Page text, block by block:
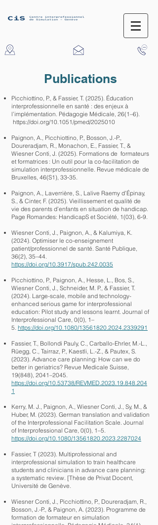
Publications
Picchiottino, P., & Fassier, T. (2025). Éducation
interprofessionnelle en santé : des enjeux à
l’implémentation. Pédagogie Médicale, 26(1–6).
https://doi.org/10.1051/pmed/2025010
Paignon, A., Picchiottino, P., Bosson, J.-P.,
Doureradjam, R., Monachon, E., Fassier, T., &
Wiesner Conti, J. (2025). Formations de formateurs
et formatrices : Un outil pour la co-facilitation de
simulation interprofessionnelle. Revue médicale de
Bruxelles, 46(S1), 33‑35.
Paignon, A., Laverrière, S., Lalive Raemy d’Épinay,
S., & Cinter, F. (2025). Vieillissement et qualité de
vie des parents d’enfants en situation de handicap.
Page Romandes: HandicapS et Société, 1(03), 6‑9.
Wiesner Conti, J., Paignon, A., & Kalumiya, K.
(2024). Optimiser le co-enseignement
patient/professionnel de santé. Santé Publique,
36(2), 35–44.
https://doi.org/10.3917/spub.242.0035
Picchiottino, P., Paignon, A., Hesse, L., Bos, S.,
Wiesner Conti, J., Schneider, M. P., & Fassier, T.
(2024). Large-scale, mobile and technology-
enhanced serious game for interprofessional
education: Pilot study and lessons learnt. Journal of
Interprofessional Care, 0(0), 1–
5. https://doi.org/10.1080/13561820.2024.2339291
Fassier, T., Bollondi Pauly, C., Carballo-Ehrler, M.-L.,
Rüegg, C., Tairraz, P., Kaestli, L.-Z., & Pautex, S.
(2023). Advance care planning: How can we do
better in geriatrics? Revue Medicale Suisse,
19(848), 2041–2045.
https://doi.org/10.53738/REVMED.2023.19.848.204
1
Kerry, M. J., Paignon, A., Wiesner Conti, J., Sy, M., &
Huber, M. (2023). German translation and validation
of the Interprofessional Facilitation Scale. Journal
of Interprofessional Care, 0(0), 1–5.
https://doi.org/10.1080/13561820.2023.2287024
Fassier, T (2023). Multiprofessional and
interprofessional simulation to train healthcare
students and clinicians in advance care planning:
a systematic review. [Thèse de Privat Docent,
Université de Genève.
Wiesner Conti, J., Picchiottino, P., Doureradjam, R.,
Bosson, J.-P., & Paignon, A. (2023). Programme de
formation de formateur en simulation